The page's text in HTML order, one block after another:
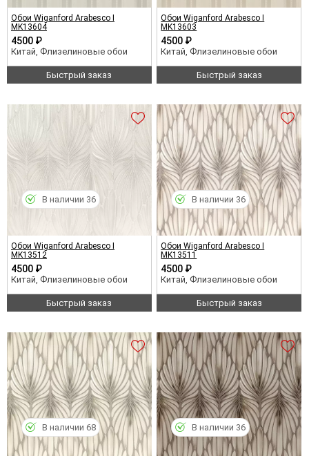
Обои Wiganford Arabesco I
MK13604
4500 ₽
Китай, Флизелиновые обои
Быстрый заказ
Обои Wiganford Arabesco I
MK13603
4500 ₽
Китай, Флизелиновые обои
Быстрый заказ
Обои Wiganford Arabesco I
MK13512
4500 ₽
Китай, Флизелиновые обои
Быстрый заказ
В наличии 36
Обои Wiganford Arabesco I
MK13511
4500 ₽
Китай, Флизелиновые обои
Быстрый заказ
В наличии 36
В наличии 68 В наличии 36